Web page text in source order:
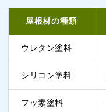
屋根材の種類
ウレタン塗料
シリコン塗料
フッ素塗料